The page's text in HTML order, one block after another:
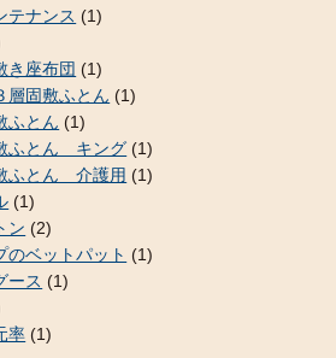
テナンス (1)
き座布団 (1)
層固敷ふとん (1)
ふとん (1)
ふとん キング (1)
ふとん 介護用 (1)
(1)
ン (2)
のベットパット (1)
ース (1)
率 (1)